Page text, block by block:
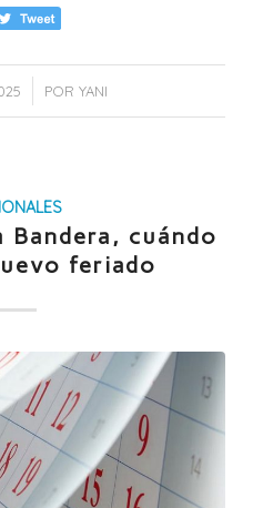
POR YANI
Bandera, cuándo
feriado